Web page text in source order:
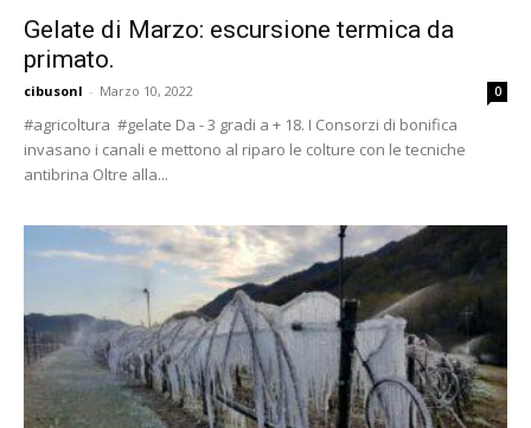
Gelate di Marzo: escursione termica da
primato.
cibusonl - Marzo 10, 2022 0
#agricoltura #gelate Da - 3 gradi a + 18. I Consorzi di bonifica
invasano i canali e mettono al riparo le colture con le tecniche
antibrina Oltre alla...